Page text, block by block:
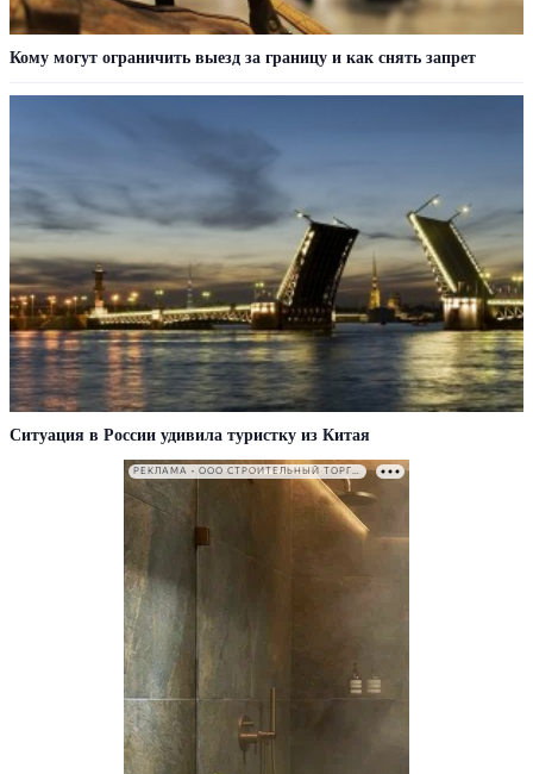
Кому могут ограничить выезд за границу и как снять запрет
Ситуация в России удивила туристку из Китая
РЕКЛАМА • ООО СТРОИТЕЛЬНЫЙ ТОРГОВЫЙ ДОМ «ПЕТРОВИЧ». ИНН: 7802348846